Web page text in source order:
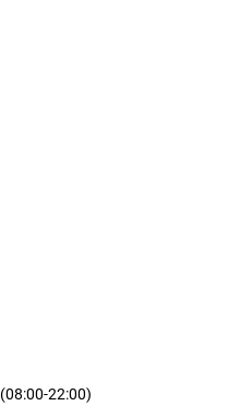
(08:00-22:00)